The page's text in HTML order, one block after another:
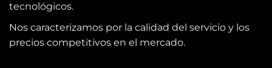
tecnológicos.
Nos caracterizamos por la calidad del servicio y los
precios competitivos en el mercado.